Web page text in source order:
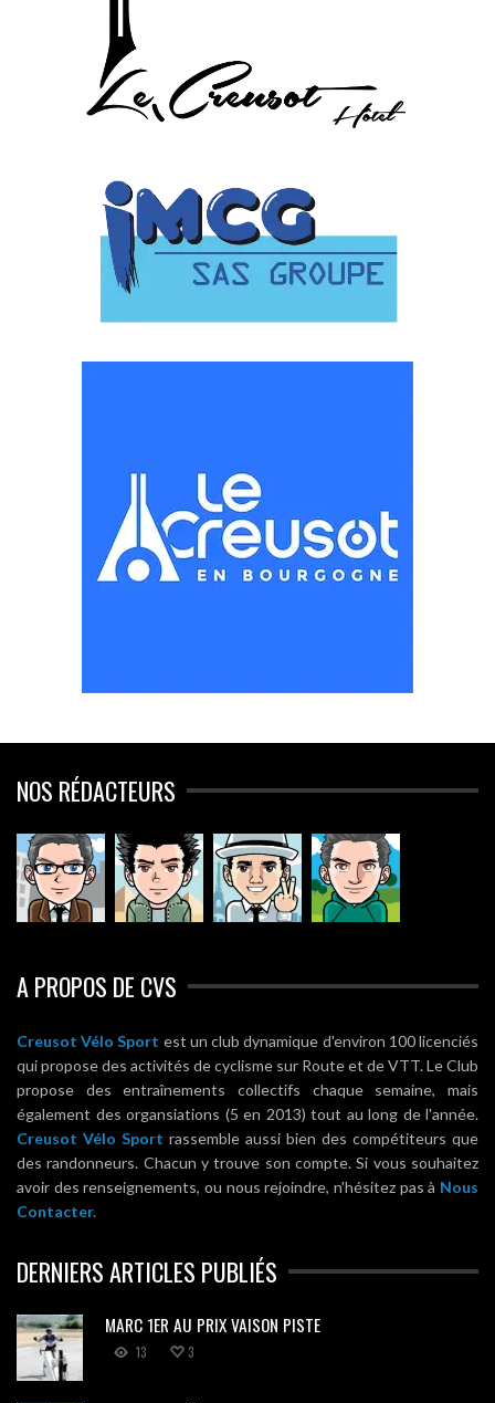
NOS RÉDACTEURS
A PROPOS DE CVS
Creusot Vélo Sport est un club dynamique d'environ 100 licenciés
qui propose des activités de cyclisme sur Route et de VTT. Le Club
propose des entraînements collectifs chaque semaine, mais
également des organsiations (5 en 2013) tout au long de l'année.
Creusot Vélo Sport rassemble aussi bien des compétiteurs que
des randonneurs. Chacun y trouve son compte. Si vous souhaitez
avoir des renseignements, ou nous rejoindre, n'hésitez pas à Nous
Contacter.
DERNIERS ARTICLES PUBLIÉS
MARC 1ER AU PRIX VAISON PISTE
13 3